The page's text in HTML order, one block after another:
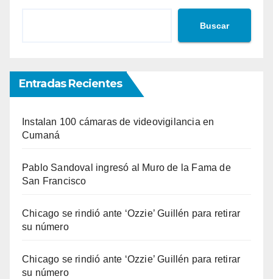
Buscar
Entradas Recientes
Instalan 100 cámaras de videovigilancia en
Cumaná
Pablo Sandoval ingresó al Muro de la Fama de
San Francisco
Chicago se rindió ante ‘Ozzie’ Guillén para retirar
su número
Chicago se rindió ante ‘Ozzie’ Guillén para retirar
su número